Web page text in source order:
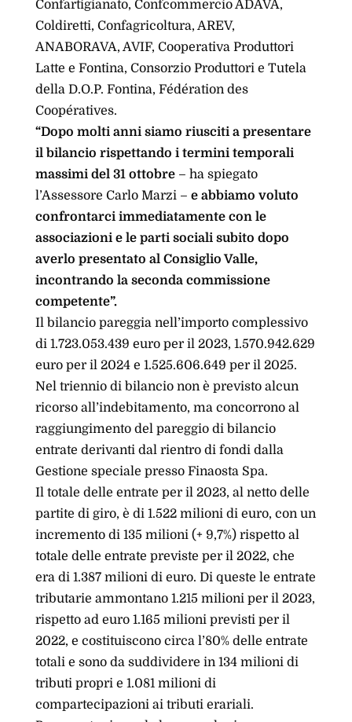
Confartigianato, Confcommercio ADAVA,
Coldiretti, Confagricoltura, AREV,
ANABORAVA, AVIF, Cooperativa Produttori
Latte e Fontina, Consorzio Produttori e Tutela
della D.O.P. Fontina, Fédération des
Coopératives.
“Dopo molti anni siamo riusciti a presentare
il bilancio rispettando i termini temporali
massimi del 31 ottobre– ha spiegato
l’Assessore Carlo Marzi – e abbiamo voluto
confrontarci immediatamente con le
associazioni e le parti sociali subito dopo
averlo presentato al Consiglio Valle,
incontrando la seconda commissione
competente”.
Il bilancio pareggia nell’importo complessivo
di 1.723.053.439 euro per il 2023, 1.570.942.629
euro per il 2024 e 1.525.606.649 per il 2025.
Nel triennio di bilancio non è previsto alcun
ricorso all’indebitamento, ma concorrono al
raggiungimento del pareggio di bilancio
entrate derivanti dal rientro di fondi dalla
Gestione speciale presso Finaosta Spa.
Il totale delle entrate per il 2023, al netto delle
partite di giro, è di 1.522 milioni di euro, con un
incremento di 135 milioni (+ 9,7%) rispetto al
totale delle entrate previste per il 2022, che
era di 1.387 milioni di euro. Di queste le entrate
tributarie ammontano 1.215 milioni per il 2023,
rispetto ad euro 1.165 milioni previsti per il
2022, e costituiscono circa l’80% delle entrate
totali e sono da suddividere in 134 milioni di
tributi propri e 1.081 milioni di
compartecipazioni ai tributi erariali.